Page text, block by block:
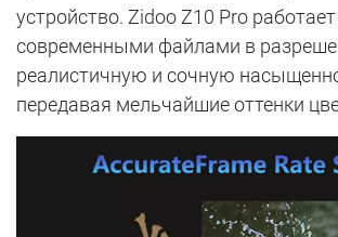
устройство. Zidoo Z10 Pro
современными файлами в
реалистичную и сочную
передавая мельчайшие оттенки